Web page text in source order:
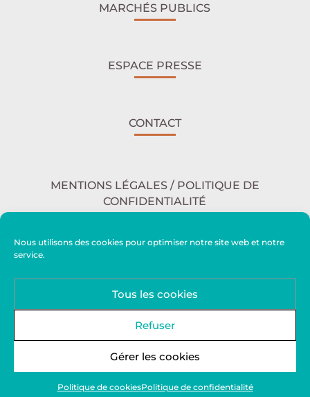
Nous utilisons des cookies pour optimiser notre site web et notre
service.
Tous les cookies
Refuser
Gérer les cookies
Politique de cookiesPolitique de confidentialité
MARCHÉS PUBLICS
ESPACE PRESSE
CONTACT
MENTIONS LÉGALES / POLITIQUE DE
CONFIDENTIALITÉ